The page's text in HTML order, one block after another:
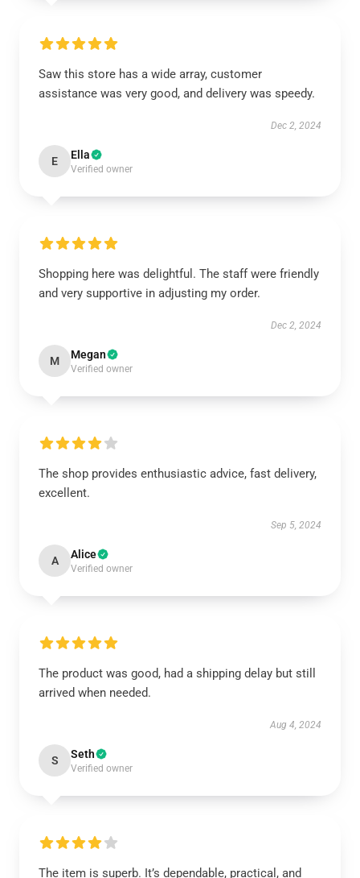
Saw this store has a wide array, customer
assistance was very good, and delivery was speedy.
Dec 2, 2024
E Ella
Verified owner
Shopping here was delightful. The staff were friendly
and very supportive in adjusting my order.
Dec 2, 2024
M Megan
Verified owner
The shop provides enthusiastic advice, fast delivery,
excellent.
Sep 5, 2024
A Alice
Verified owner
The product was good, had a shipping delay but still
arrived when needed.
Aug 4, 2024
S Seth
Verified owner
The item is superb. It’s dependable, practical, and